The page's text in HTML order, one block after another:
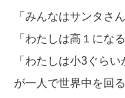
「みんなはサンタさ
「わたしは高１にな
「わたしは小3ぐら
が一人で世界中を回